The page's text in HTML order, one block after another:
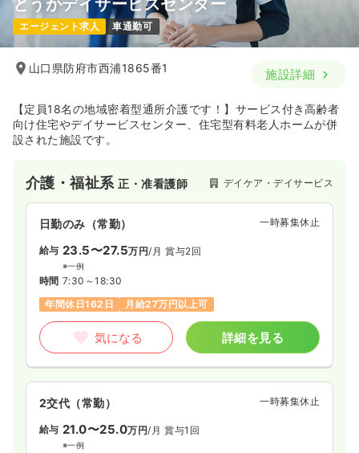
エージェント求人 車通勤可
山口県防府市西浦1865番1 施設詳細
【定員18名の地域密着型通所介護です！】サービス付き高齢者
向け住宅やデイサービスセンター、住宅型有料老人ホームが併
設された施設です。
介護・福祉系正・准看護師 デイケア・デイサービス
日勤のみ（常勤） 一時募集休止
給与 23.5〜27.5万円/月 賞与2回
※一例
時間 7:30～18:30
年間休日162日
月給27万円以上可
気になる 詳細を見る
2交代（常勤） 一時募集休止
給与 21.0〜25.0万円/月 賞与1回
※一例